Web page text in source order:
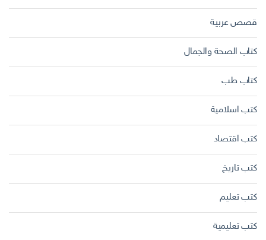
قصص عربية
كتاب الصحة والجمال
كتاب طب
كتب اسلامية
كتب اقتصاد
كتب تاريخ
كتب تعليم
كتب تعليمية